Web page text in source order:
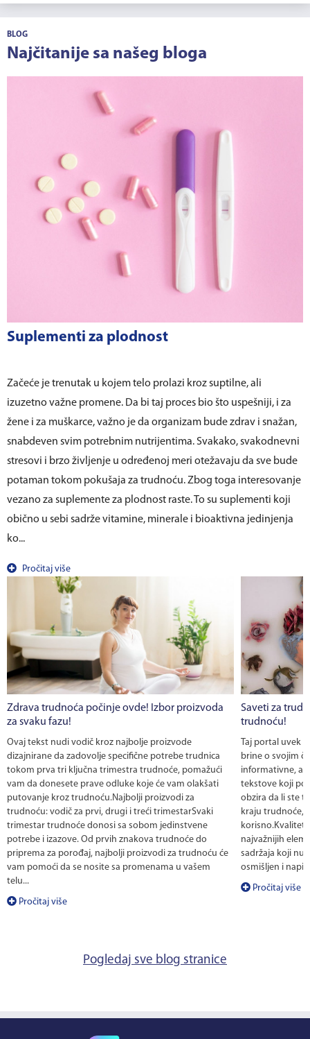
BLOG
Najčitanije sa našeg bloga
Suplementi za plodnost
Začeće je trenutak u kojem telo prolazi kroz suptilne, ali
izuzetno važne promene. Da bi taj proces bio što uspešniji, i za
žene i za muškarce, važno je da organizam bude zdrav i snažan,
snabdeven svim potrebnim nutrijentima. Svakako, svakodnevni
stresovi i brzo življenje u određenoj meri otežavaju da sve bude
potaman tokom pokušaja za trudnoću. Zbog toga interesovanje
vezano za suplemente za plodnost raste. To su suplementi koji
obično u sebi sadrže vitamine, minerale i bioaktivna jedinjenja
ko...
Pročitaj više
Zdrava trudnoća počinje ovde! Izbor proizvoda
za svaku fazu!
Ovaj tekst nudi vodič kroz najbolje proizvode
dizajnirane da zadovolje specifične potrebe trudnica
tokom prva tri ključna trimestra trudnoće, pomažući
vam da donesete prave odluke koje će vam olakšati
putovanje kroz trudnoću.Najbolji proizvodi za
trudnoću: vodič za prvi, drugi i treći trimestarSvaki
trimestar trudnoće donosi sa sobom jedinstvene
potrebe i izazove. Od prvih znakova trudnoće do
priprema za porođaj, najbolji proizvodi za trudnoću će
vam pomoći da se nosite sa promenama u vašem
telu...
Pročitaj više
Saveti za
trudnoću!
Taj portal uvek
brine o svojim
informativne, ali
tekstove koji
obzira da li ste
kraju trudnoće,
korisno.Kvalitet
najvažnijih
sadržaja koji
osmišljen i
Pročitaj više
Pogledaj sve blog stranice